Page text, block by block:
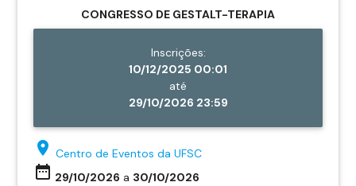
CONGRESSO DE GESTALT-TERAPIA
Inscrições:
10/12/2025 00:01
até
29/10/2026 23:59
place Centro de Eventos da UFSC
date_range 29/10/2026 a 30/10/2026